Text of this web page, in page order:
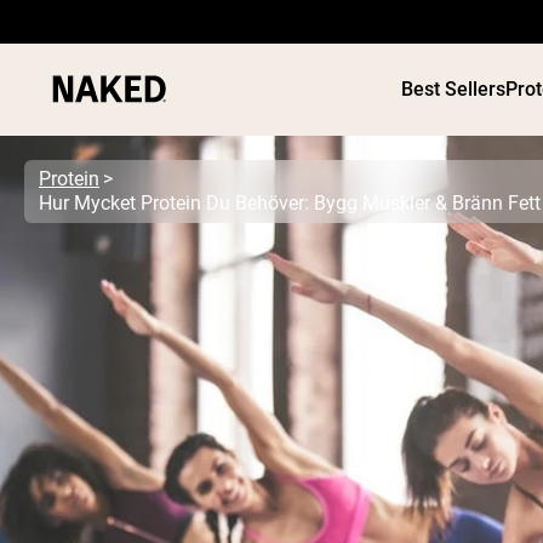
Best Sellers
Populära söktermer
”Protein Powder“
”Overnight Oats“
”Vegan protein“
”Collagen“
”Micellar Casein“
PROTEIN
Protein